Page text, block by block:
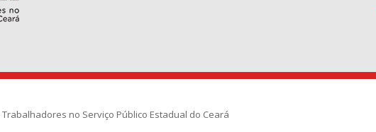
no Serviço Público Estadual do Ceará